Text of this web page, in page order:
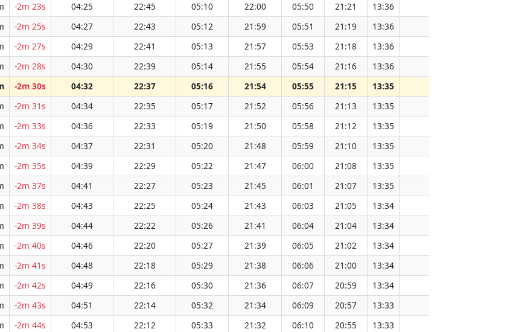
-2m 23s 04:25 22:45 05:10 22:00 05:50 21:21 13:36
-2m 25s 04:27 22:43 05:12 21:59 05:51 21:19 13:36
-2m 27s 04:29 22:41 05:13 21:57 05:53 21:18 13:36
-2m 28s 04:30 22:39 05:14 21:55 05:54 21:16 13:36
-2m 30s 04:32 22:37 05:16 21:54 05:55 21:15 13:35
-2m 31s 04:34 22:35 05:17 21:52 05:56 21:13 13:35
-2m 33s 04:36 22:33 05:19 21:50 05:58 21:12 13:35
-2m 34s 04:37 22:31 05:20 21:48 05:59 21:10 13:35
-2m 35s 04:39 22:29 05:22 21:47 06:00 21:08 13:35
-2m 37s 04:41 22:27 05:23 21:45 06:01 21:07 13:35
-2m 38s 04:43 22:25 05:24 21:43 06:03 21:05 13:34
-2m 39s 04:44 22:22 05:26 21:41 06:04 21:04 13:34
-2m 40s 04:46 22:20 05:27 21:39 06:05 21:02 13:34
-2m 41s 04:48 22:18 05:29 21:38 06:06 21:00 13:34
-2m 42s 04:49 22:16 05:30 21:36 06:07 20:59 13:34
-2m 43s 04:51 22:14 05:32 21:34 06:09 20:57 13:33
-2m 44s 04:53 22:12 05:33 21:32 06:10 20:55 13:33